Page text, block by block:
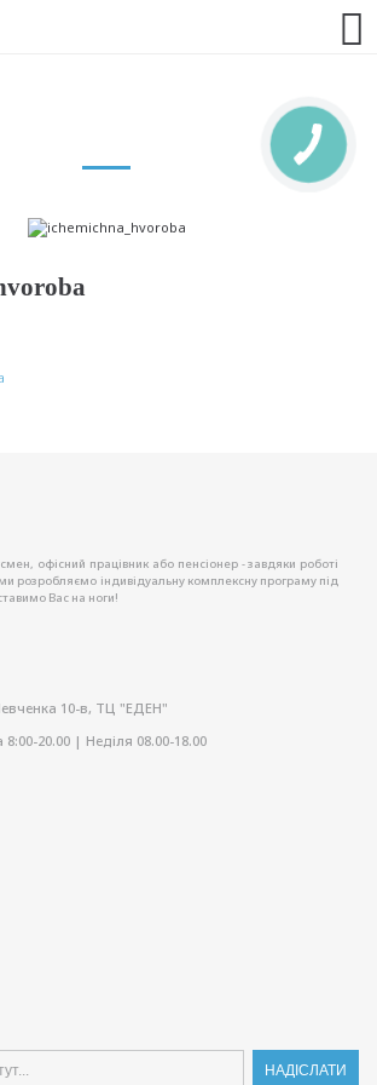
офісний працівник або пенсіонер - завдяки роботі
розробляємо індивідуальну комплексну програму під
Вас на ноги!
10-в, ТЦ "ЕДЕН"
20.00 | Неділя 08.00-18.00